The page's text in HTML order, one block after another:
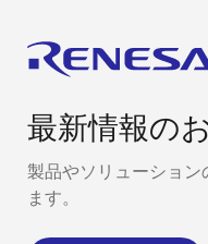
最新情報の
製品やソリューショ
ます。